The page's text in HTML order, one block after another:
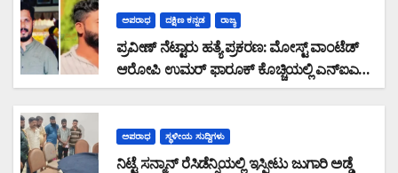
ಅಪರಾಧ ದಕ್ಷಿಣ ಕನ್ನಡ ರಾಜ್ಯ
ಪ್ರವೀಣ್ ನೆಟ್ಟಾರು ಹತ್ಯೆ ಪ್ರಕರಣ: ಮೋಸ್ಟ್ ವಾಂಟೆಡ್
ಆರೋಪಿ ಉಮರ್ ಫಾರೂಕ್ ಕೊಚ್ಚಿಯಲ್ಲಿ ಎನ್‌ಐಎ
ವಶಕ್ಕೆ
ಅಪರಾಧ ಸ್ಥಳೀಯ ಸುದ್ದಿಗಳು
ನಿಟ್ಟೆ ಸನ್ಮಾನ್ ರೆಸಿಡೆನ್ಸಿಯಲ್ಲಿ ಇಸ್ಪೀಟು ಜುಗಾರಿ ಅಡ್ಡೆ